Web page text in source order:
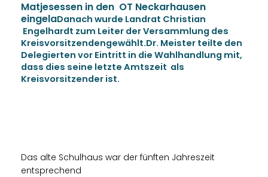
Matjesessen in den OT Neckarhausen
eingelaDanach wurde Landrat Christian
Engelhardt zum Leiter der Versammlung des
Kreisvorsitzendengewählt.Dr. Meister teilte den
Delegierten vor Eintritt in die Wahlhandlung mit,
dass dies seine letzte Amtszeit als
Kreisvorsitzender ist.
Das alte Schulhaus war der fünften Jahreszeit
entsprechend